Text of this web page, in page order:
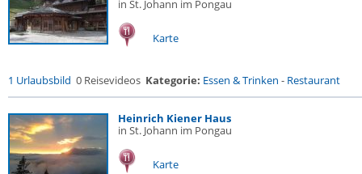
in St. Johann im Pongau
Karte
1 Urlaubsbild 0 Reisevideos Kategorie: Essen & Trinken - Restaurant
Heinrich Kiener Haus
in St. Johann im Pongau
Karte